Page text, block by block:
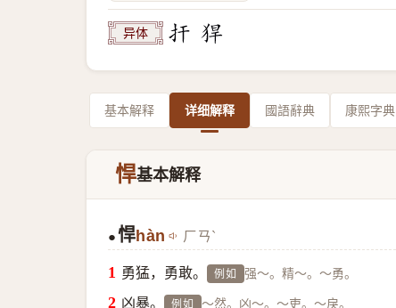
异体
基本解释 详细解释 國語辭典 康熙字典
悍基本解释
● 悍hàn ㄏㄢˋ
勇猛，勇敢。 例如 强～。精～。～勇。
凶暴。 例如 ～然。凶～。～吏。～戾。